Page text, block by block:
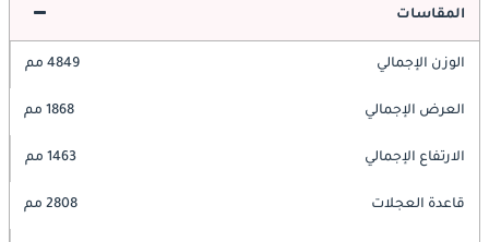
المقاسات
الوزن الإجمالي 4849 مم
العرض الإجمالي 1868 مم
الارتفاع الإجمالي 1463 مم
قاعدة العجلات 2808 مم